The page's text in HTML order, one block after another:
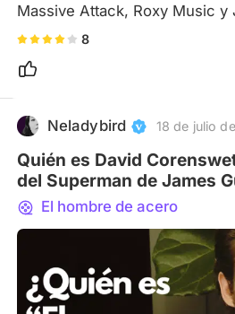
Massive Attack, Roxy Music y
8
Neladybird 18 de julio
Quién es David
del Superman de James
El hombre de acero